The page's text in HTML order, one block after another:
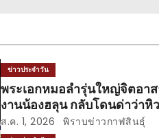
ข่าวประจำวัน
พระเอกหมอลำรุ่นใหญ่จิตอา
งานน้องฮลุน กลับโดนด่าว่าหิ
ส.ค. 1, 2026 พิราบข่าวกาฬสินธุ์